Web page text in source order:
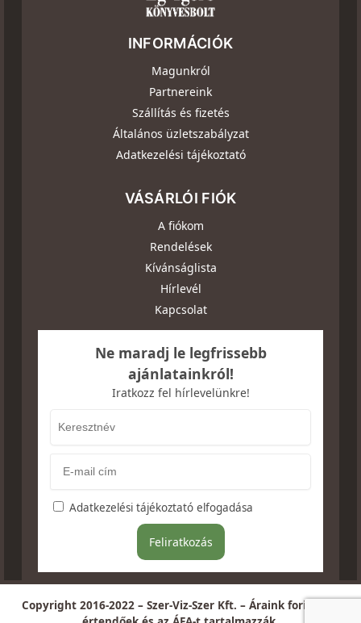
INFORMÁCIÓK
Magunkról
Partnereink
Szállítás és fizetés
Általános üzletszabályzat
Adatkezelési tájékoztató
VÁSÁRLÓI FIÓK
A fiókom
Rendelések
Kívánságlista
Hírlevél
Kapcsolat
Ne maradj le legfrissebb
ajánlatainkról!
Iratkozz fel hírlevelünkre!
Adatkezelési tájékoztató elfogadása
Copyright 2016-2022 – Szer-Viz-Szer Kft. – Áraink forintban